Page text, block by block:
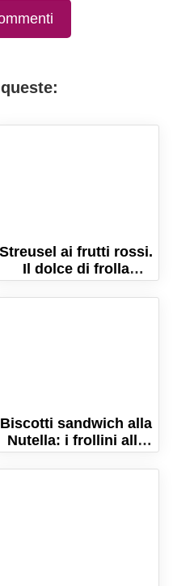
Streusel ai frutti rossi.
Il dolce di frolla
con frutti di
bosco!
Biscotti sandwich alla
Nutella: i frollini alle
nocciole e cacao!